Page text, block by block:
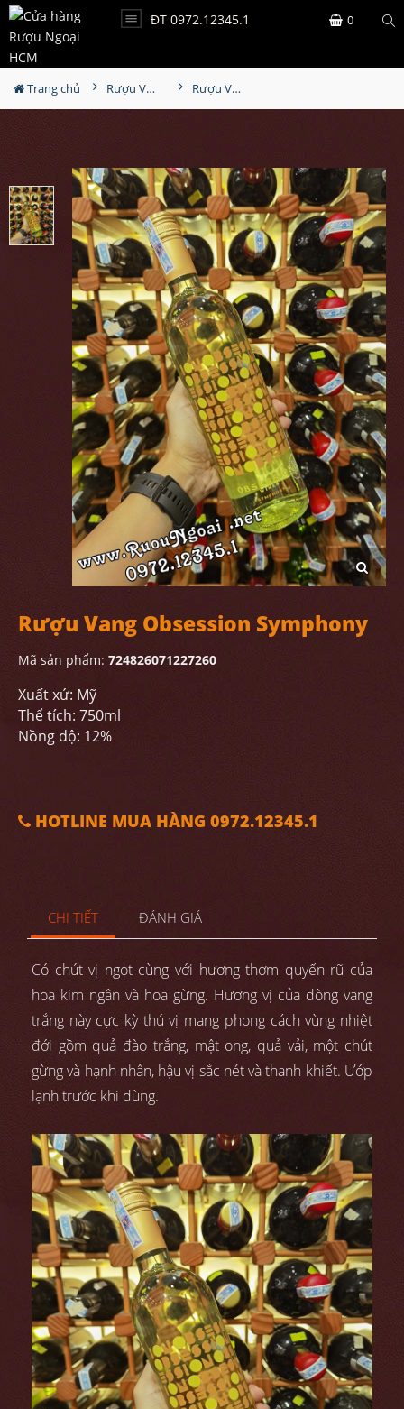
ĐT 0972.12345.1 0
Trang chủ Rượu Vang Rượu Vang Obsession Symphony
Rượu Vang Obsession Symphony
Mã sản phẩm: 724826071227260
Xuất xứ: Mỹ
Thể tích: 750ml
Nồng độ: 12%
HOTLINE MUA HÀNG 0972.12345.1
CHI TIẾT ĐÁNH GIÁ
Có chút vị ngọt cùng với hương thơm quyến rũ của
hoa kim ngân và hoa gừng. Hương vị của dòng vang
trắng này cực kỳ thú vị mang phong cách vùng nhiệt
đới gồm quả đào trắng, mật ong, quả vải, một chút
gừng và hạnh nhân, hậu vị sắc nét và thanh khiết. Ướp
lạnh trước khi dùng.